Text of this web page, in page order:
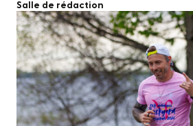
Salle de rédaction